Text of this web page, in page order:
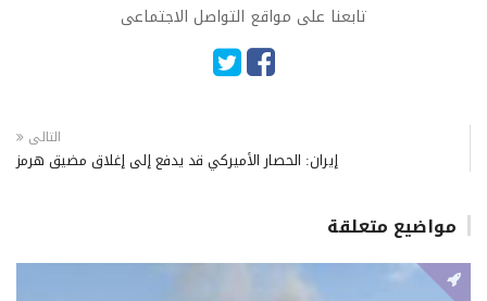
تابعنا على مواقع التواصل الاجتماعى
التالى
إيران: الحصار الأميركي قد يدفع إلى إغلاق مضيق هرمز
مواضيع متعلقة